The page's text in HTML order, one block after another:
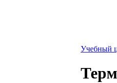
Учебный